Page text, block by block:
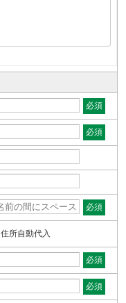
必須
必須
必須
住所自動代入
必須
必須